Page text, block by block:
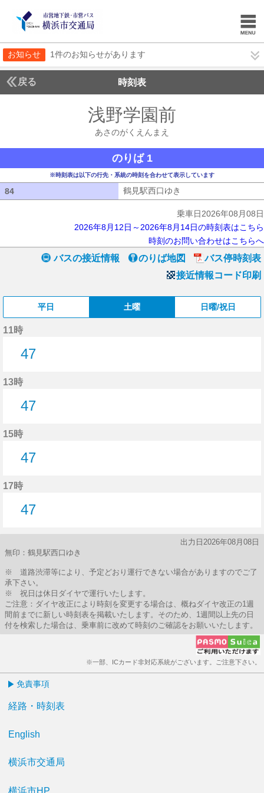
お知らせ 1件のお知らせがあります
戻る 時刻表
浅野学園前
あさのがくえんまえ
のりば 1
※時刻表は以下の行先・系統の時刻を合わせて表示しています
84 鶴見駅西口ゆき
乗車日2026年08月08日
2026年8月12日～2026年8月14日の時刻表はこちら
時刻のお問い合わせはこちらへ
バスの接近情報 のりば地図
バス停時刻表
接近情報コード印刷
平日 土曜 日曜/祝日
11時
47
13時
47
15時
47
17時
47
出力日2026年08月08日
無印：鶴見駅西口ゆき
※ 道路渋滞等により、予定どおり運行できない場合がありますのでご了
承下さい。
※ 祝日は休日ダイヤで運行いたします。
ご注意：ダイヤ改正により時刻を変更する場合は、概ねダイヤ改正の1週
間前までに新しい時刻表を掲載いたします。そのため、1週間以上先の日
付を検索した場合は、乗車前に改めて時刻のご確認をお願いいたします。
※一部、ICカード非対応系統がございます。ご注意下さい。
免責事項
経路・時刻表
English
横浜市交通局
横浜市HP